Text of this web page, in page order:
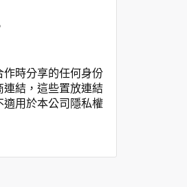
作時分享的任何身份
連結，這些置放連結
適用於本公司隱私權